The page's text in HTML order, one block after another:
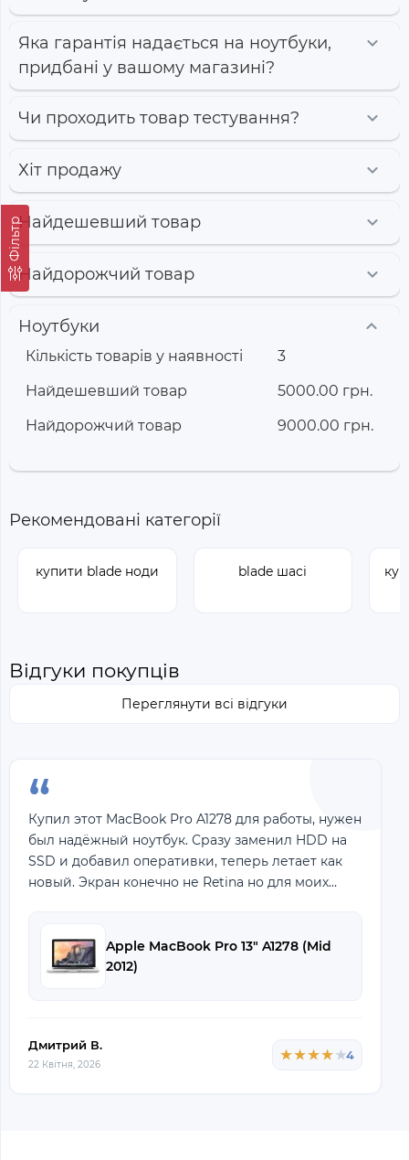
Фільтр
Яка гарантія надається на ноутбуки,
придбані у вашому магазині?
Чи проходить товар тестування?
Хіт продажу
Найдешевший товар
Найдорожчий товар
Ноутбуки
Кількість товарів у наявності
3
Найдешевший товар
5000.00 грн.
Найдорожчий товар
9000.00 грн.
Рекомендовані категорії
купити blade ноди blade шасі
Відгуки покупців
Переглянути всі відгуки
“
Купил этот MacBook Pro A1278 для работы, нужен
был надёжный ноутбук. Сразу заменил HDD на
SSD и добавил оперативки, теперь летает как
новый. Экран конечно не Retina но для моих
Apple MacBook Pro 13" A1278 (Mid
2012)
Дмитрий В.
22 Квітня, 2026
★★★★★
★★★★★4